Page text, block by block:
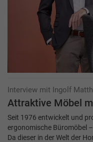
Interview mit Ingolf
Attraktive Möbel
Seit 1976 entwickelt und
ergonomische Büromöbel
Da dieser in der Welt der